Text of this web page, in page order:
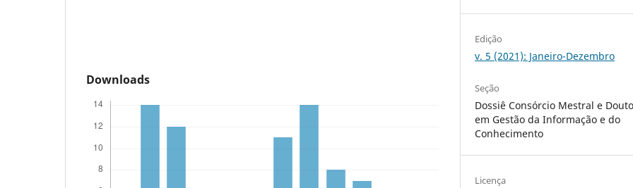
Downloads
Edição
v. 5 (2021): Janeiro-Dezembro
Seção
Dossiê Consórcio Mestral e
em Gestão da Informação e do
Conhecimento
Licença